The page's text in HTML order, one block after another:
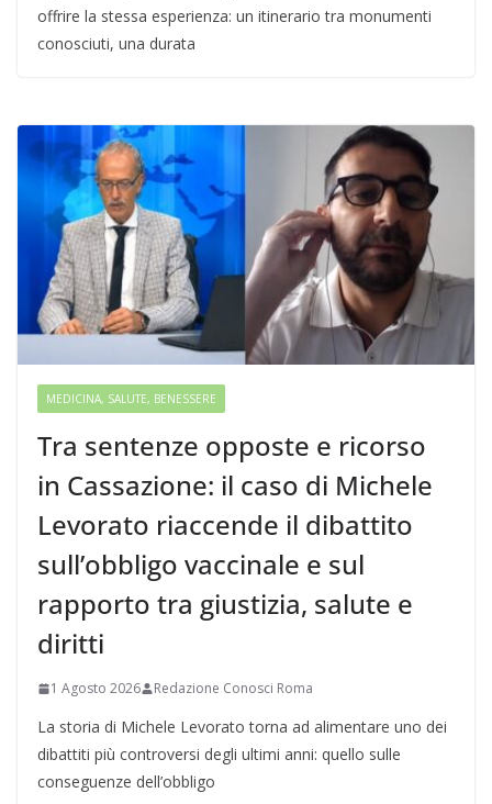
offrire la stessa esperienza: un itinerario tra monumenti
conosciuti, una durata
MEDICINA, SALUTE, BENESSERE
Tra sentenze opposte e ricorso
in Cassazione: il caso di Michele
Levorato riaccende il dibattito
sull’obbligo vaccinale e sul
rapporto tra giustizia, salute e
diritti
1 Agosto 2026 Redazione Conosci Roma
La storia di Michele Levorato torna ad alimentare uno dei
dibattiti più controversi degli ultimi anni: quello sulle
conseguenze dell’obbligo